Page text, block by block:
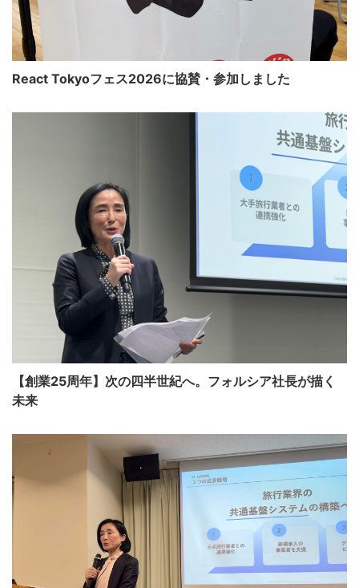
React Tokyoフェス2026に協賛・参加しました
【創業25周年】次の四半世紀へ。フォルシア社長が描く
未来